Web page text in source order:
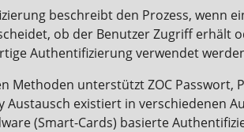
beschreibt den Prozess, wenn
ob der Benutzer Zugriff erhält
Authentifizierung verwendet
Methoden unterstützt ZOC Passwort,
Austausch existiert in verschiedenen
(Smart-Cards) basierte